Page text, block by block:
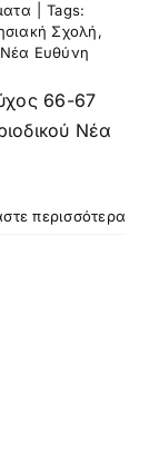
Tags:
Σχολή,
Νέα Ευθύνη
66-67
Νέα
περισσότερα